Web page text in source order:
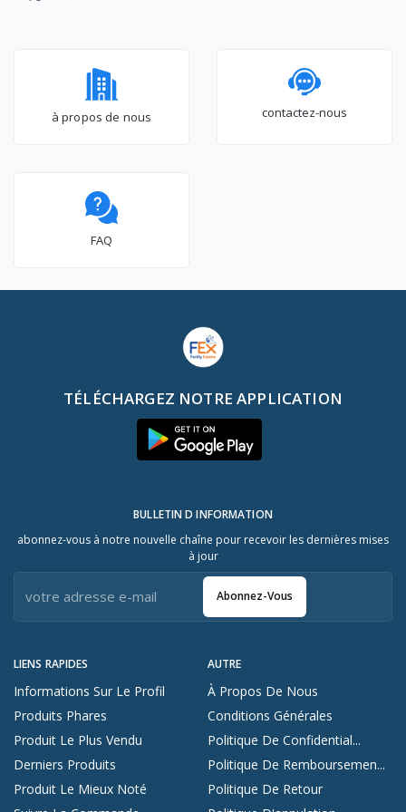
à propos de nous contactez-nous
FAQ
TÉLÉCHARGEZ NOTRE APPLICATION
LIENS RAPIDES
Informations Sur Le Profil
Produits Phares
Produit Le Plus Vendu
Derniers Produits
Produit Le Mieux Noté
AUTRE
À Propos De Nous
Conditions Générales
Politique De Confidential...
Politique De Remboursemen...
Politique De Retour
BULLETIN D INFORMATION
abonnez-vous à notre nouvelle chaîne pour recevoir les dernières mises
à jour
Abonnez-Vous